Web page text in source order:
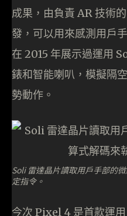
成果，由負責 AR 技術
發，可以用來感測用戶
在 2015 年展示過運用
錶和智能喇叭，模擬隔
勢動作。
Soli 雷達晶片讀取用戶手部的
定指令。
今次 Pixel 4 是首款運